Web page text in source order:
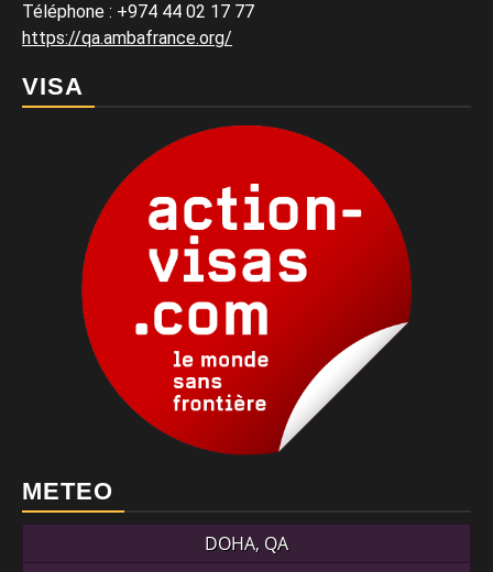
Téléphone : +974 44 02 17 77
https://qa.ambafrance.org/
VISA
METEO
DOHA, QA